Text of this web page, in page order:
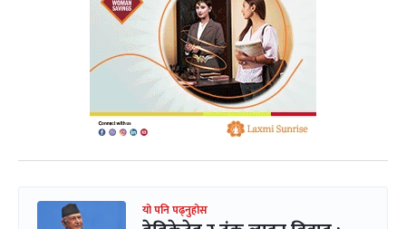
यो पनि पढ्नुहोस